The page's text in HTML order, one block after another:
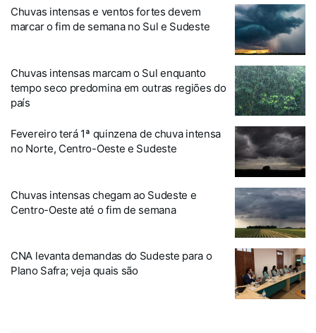
Chuvas intensas e ventos fortes devem
marcar o fim de semana no Sul e Sudeste
Chuvas intensas marcam o Sul enquanto
tempo seco predomina em outras regiões do
país
Fevereiro terá 1ª quinzena de chuva intensa
no Norte, Centro-Oeste e Sudeste
Chuvas intensas chegam ao Sudeste e
Centro-Oeste até o fim de semana
CNA levanta demandas do Sudeste para o
Plano Safra; veja quais são